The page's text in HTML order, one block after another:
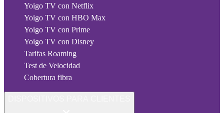
Yoigo TV con Netflix
Yoigo TV con HBO Max
Yoigo TV con Prime
Yoigo TV con Disney
Tarifas Roaming
Test de Velocidad
Cobertura fibra